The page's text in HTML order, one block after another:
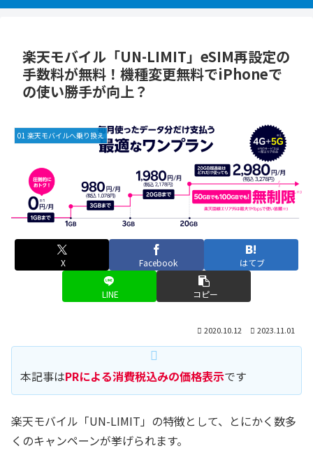
楽天モバイル「UN-LIMIT」eSIM再設定の
手数料が無料！機種変更無料でiPhoneで
の使い勝手が向上？
01 楽天モバイルへ乗り換え
X Facebook はてブ
LINE コピー
2020.10.12 2023.11.01
本記事はPRによる消費税込みの価格表示です
楽天モバイル「UN-LIMIT」の特徴として、とにかく数多
くのキャンペーンが挙げられます。